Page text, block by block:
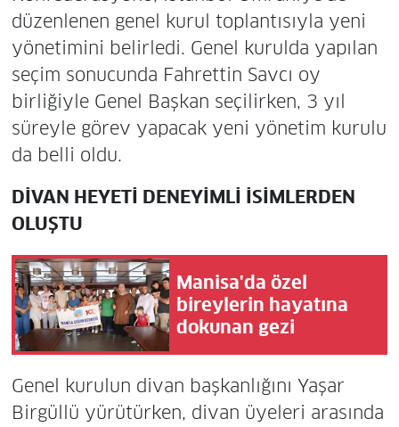
düzenlenen genel kurul toplantısıyla yeni
yönetimini belirledi. Genel kurulda yapılan
seçim sonucunda Fahrettin Savcı oy
birliğiyle Genel Başkan seçilirken, 3 yıl
süreyle görev yapacak yeni yönetim kurulu
da belli oldu.
DİVAN HEYETİ DENEYİMLİ İSİMLERDEN
OLUŞTU
Manisa'da özel
bireylerin hayatına
dokunan gezi
Genel kurulun divan başkanlığını Yaşar
Birgüllü yürütürken, divan üyeleri arasında